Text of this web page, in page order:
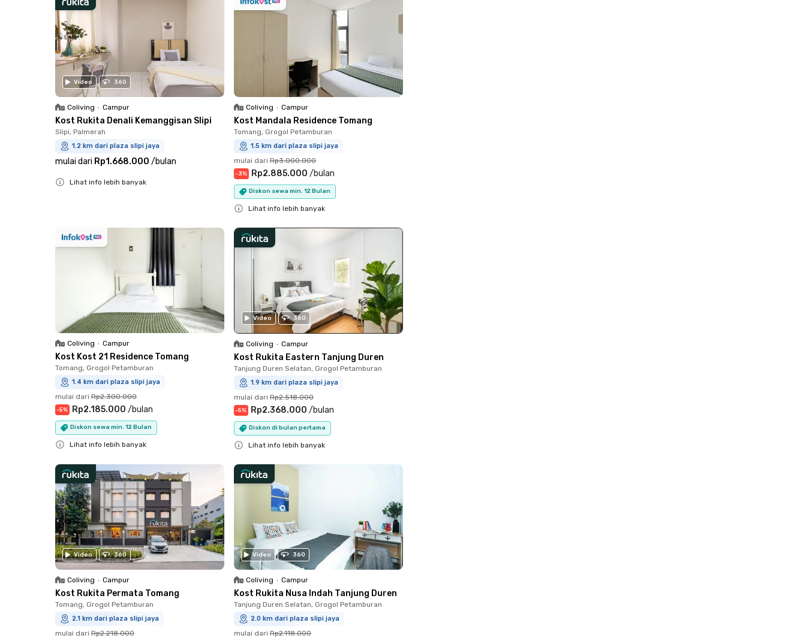
Video 360
Coliving • Campur
Kost Rukita Denali Kemanggisan Slipi
Slipi, Palmerah
1.2 km dari plaza slipi jaya
mulai dari Rp1.668.000 /bulan
Lihat info lebih banyak
Coliving • Campur
Kost Mandala Residence Tomang
Tomang, Grogol Petamburan
1.5 km dari plaza slipi jaya
mulai dari Rp3.000.000
-3% Rp2.885.000 /bulan
Diskon sewa min. 12 Bulan
Lihat info lebih banyak
Coliving • Campur
Kost Kost 21 Residence Tomang
Tomang, Grogol Petamburan
1.4 km dari plaza slipi jaya
mulai dari Rp2.300.000
-5% Rp2.185.000 /bulan
Diskon sewa min. 12 Bulan
Lihat info lebih banyak
Video 360
Coliving • Campur
Kost Rukita Eastern Tanjung Duren
Tanjung Duren Selatan, Grogol Petamburan
1.9 km dari plaza slipi jaya
mulai dari Rp2.518.000
-5% Rp2.368.000 /bulan
Diskon di bulan pertama
Lihat info lebih banyak
Video 360
Coliving • Campur
Kost Rukita Permata Tomang
Tomang, Grogol Petamburan
2.1 km dari plaza slipi jaya
mulai dari Rp2.218.000
Video 360
Coliving • Campur
Kost Rukita Nusa Indah Tanjung Duren
Tanjung Duren Selatan, Grogol Petamburan
2.0 km dari plaza slipi jaya
mulai dari Rp2.118.000